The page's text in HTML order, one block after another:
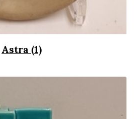
Astra (1)